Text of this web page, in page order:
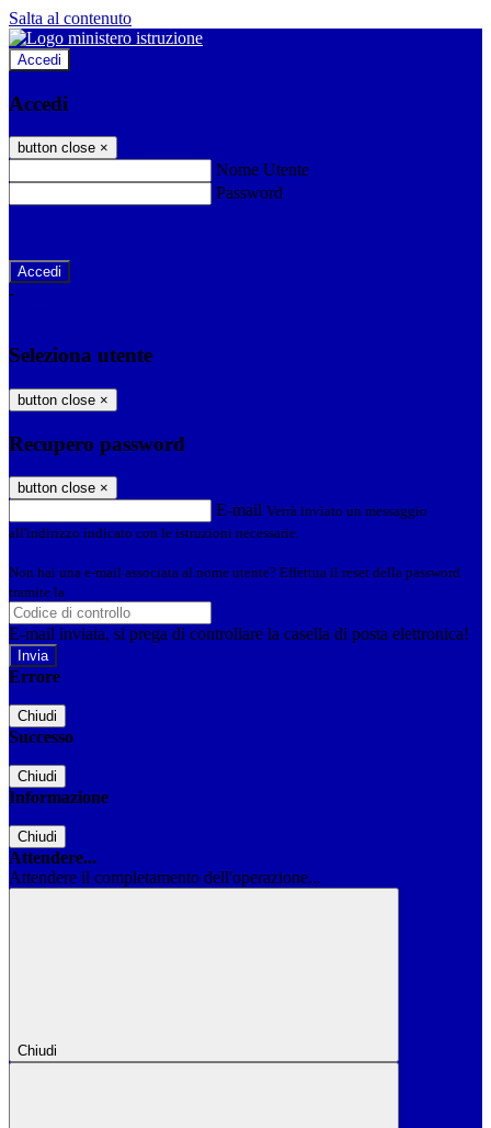
Salta al contenuto
Accedi
Accedi
button close ×
Nome Utente
Password
-
Seleziona utente
button close ×
Recupero password
button close ×
E-mail Verrà inviato un messaggio
all'indirizzo indicato con le istruzioni necessarie.
Non hai una e-mail associata al nome utente? Effettua il reset della password
tramite la
E-mail inviata, si prega di controllare la casella di posta elettronica!
Errore
Chiudi
Successo
Chiudi
Informazione
Chiudi
Attendere...
Attendere il completamento dell'operazione...
Chiudi